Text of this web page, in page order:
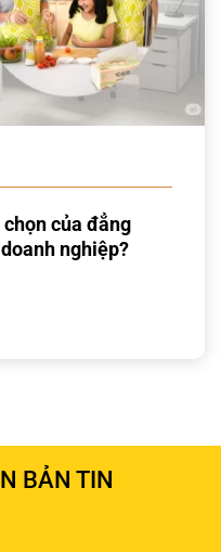
chọn của đẳng
nghiệp?
BẢN TIN